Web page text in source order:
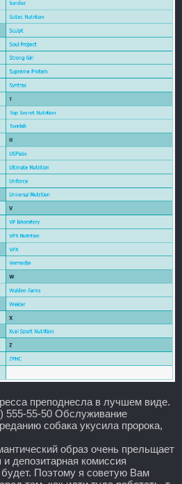
преподнесла в лучшем виде.
555-55-50 Обслуживание
собака укусила пророка,
образ очень прельщает
и депозитарная комиссия
Поэтому я советую Вам